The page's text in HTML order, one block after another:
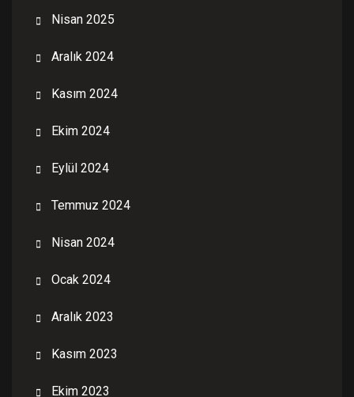
Nisan 2025
Aralık 2024
Kasım 2024
Ekim 2024
Eylül 2024
Temmuz 2024
Nisan 2024
Ocak 2024
Aralık 2023
Kasım 2023
Ekim 2023